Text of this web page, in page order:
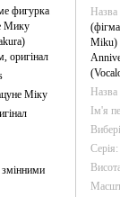
фигурка
Мику
оригінал
Міку
змінними
Назва
Miku)
Назва
Ім'я
Серія